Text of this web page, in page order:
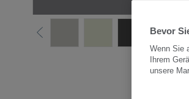
Alle
Bevor
Wenn Sie
Ihrem
unsere